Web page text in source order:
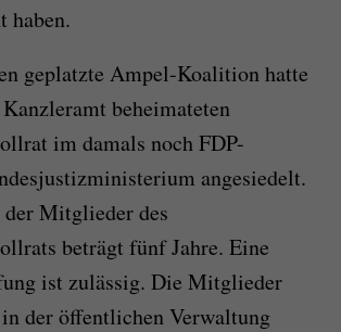
haben.
geplatzte Ampel-Koalition hatte
beheimateten
im damals noch FDP-
angesiedelt.
Mitglieder des
beträgt fünf Jahre. Eine
ist zulässig. Die Mitglieder
der öffentlichen Verwaltung